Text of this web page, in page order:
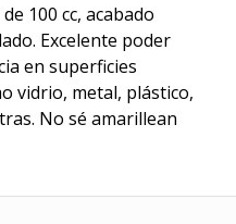
100 cc, acabado
Excelente poder
en superficies
vidrio, metal, plástico,
No sé amarillean